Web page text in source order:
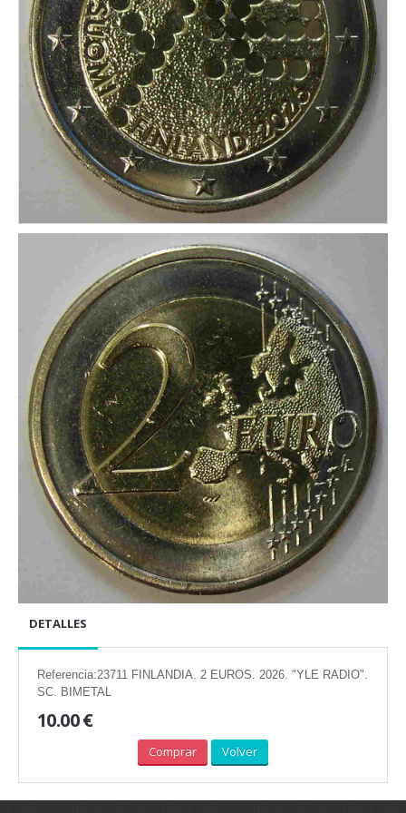
DETALLES
Referencia:23711 FINLANDIA. 2 EUROS. 2026. "YLE RADIO".
SC. BIMETAL
10.00 €
Comprar Volver